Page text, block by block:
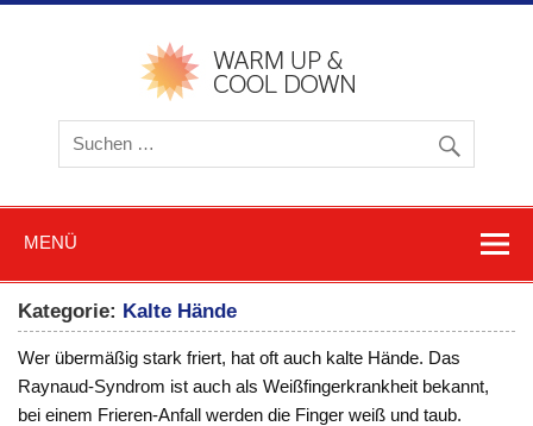
Zum
Blog
und
MENÜ
Kategorie: Kalte Hände
Wer übermäßig stark friert, hat oft auch kalte Hände. Das
Raynaud-Syndrom ist auch als Weißfingerkrankheit bekannt,
bei einem Frieren-Anfall werden die Finger weiß und taub.